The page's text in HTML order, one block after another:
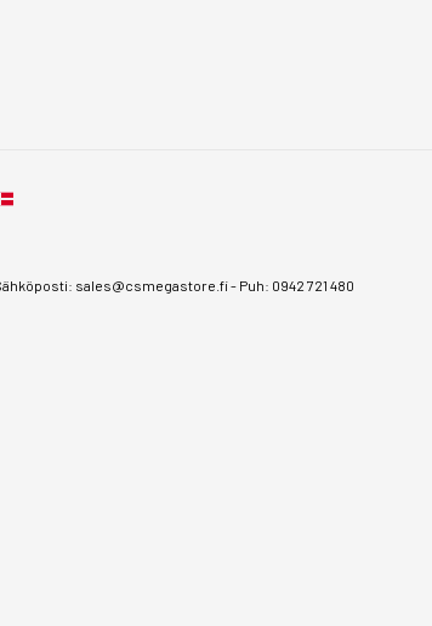
sales@csmegastore.fi- Puh: 0942 721 480